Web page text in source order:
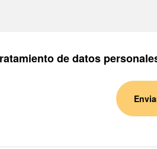
de datos